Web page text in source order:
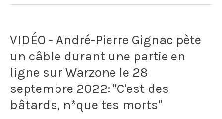
les
airs
lors
du
match
William
le
gardien
de
but
VIDÉO - André-Pierre Gignac pète
un câble durant une partie en
ligne sur Warzone le 28
septembre 2022: "C'est des
bâtards, n*que tes morts"